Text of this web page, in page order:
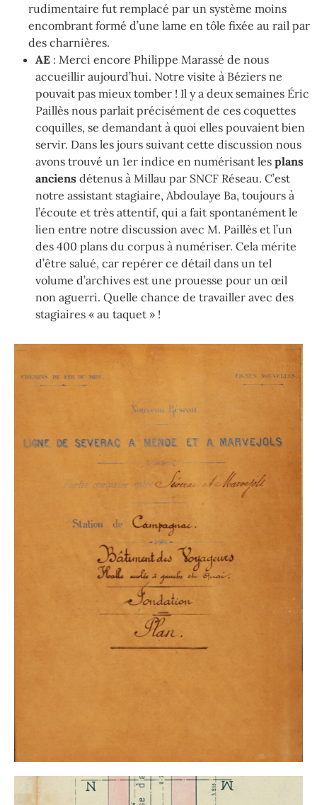
rudimentaire fut remplacé par un système moins
encombrant formé d’une lame en tôle fixée au rail par
des charnières.
AE : Merci encore Philippe Marassé de nous
accueillir aujourd’hui. Notre visite à Béziers ne
pouvait pas mieux tomber ! Il y a deux semaines Éric
Paillès nous parlait précisément de ces coquettes
coquilles, se demandant à quoi elles pouvaient bien
servir. Dans les jours suivant cette discussion nous
avons trouvé un 1er indice en numérisant les plans
anciens détenus à Millau par SNCF Réseau. C’est
notre assistant stagiaire, Abdoulaye Ba, toujours à
l’écoute et très attentif, qui a fait spontanément le
lien entre notre discussion avec M. Paillès et l’un
des 400 plans du corpus à numériser. Cela mérite
d’être salué, car repérer ce détail dans un tel
volume d’archives est une prouesse pour un œil
non aguerri. Quelle chance de travailler avec des
stagiaires « au taquet » !